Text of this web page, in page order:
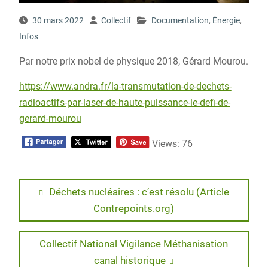
30 mars 2022 Collectif Documentation, Énergie,
Infos
Par notre prix nobel de physique 2018, Gérard Mourou.
https://www.andra.fr/la-transmutation-de-dechets-
radioactifs-par-laser-de-haute-puissance-le-defi-de-
gerard-mourou
Views: 76
Navigation
l’article
Previous
Déchets nucléaires : c’est résolu (Article
Contrepoints.org)
Next
Collectif National Vigilance Méthanisation
canal historique